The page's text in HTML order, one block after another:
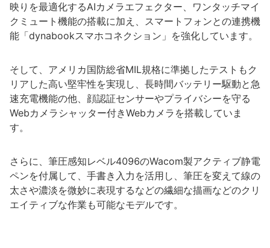
映りを最適化するAIカメラエフェクター、ワンタッチマイ
クミュート機能の搭載に加え、スマートフォンとの連携機
能「dynabookスマホコネクション」を強化しています。
そして、アメリカ国防総省MIL規格に準拠したテストもク
リアした高い堅牢性を実現し、長時間バッテリー駆動と急
速充電機能の他、顔認証センサーやプライバシーを守る
Webカメラシャッター付きWebカメラを搭載していま
す。
さらに、筆圧感知レベル4096のWacom製アクティブ静電
ペンを付属して、手書き入力を活用し、筆圧を変えて線の
太さや濃淡を微妙に表現するなどの繊細な描画などのクリ
エイティブな作業も可能なモデルです。